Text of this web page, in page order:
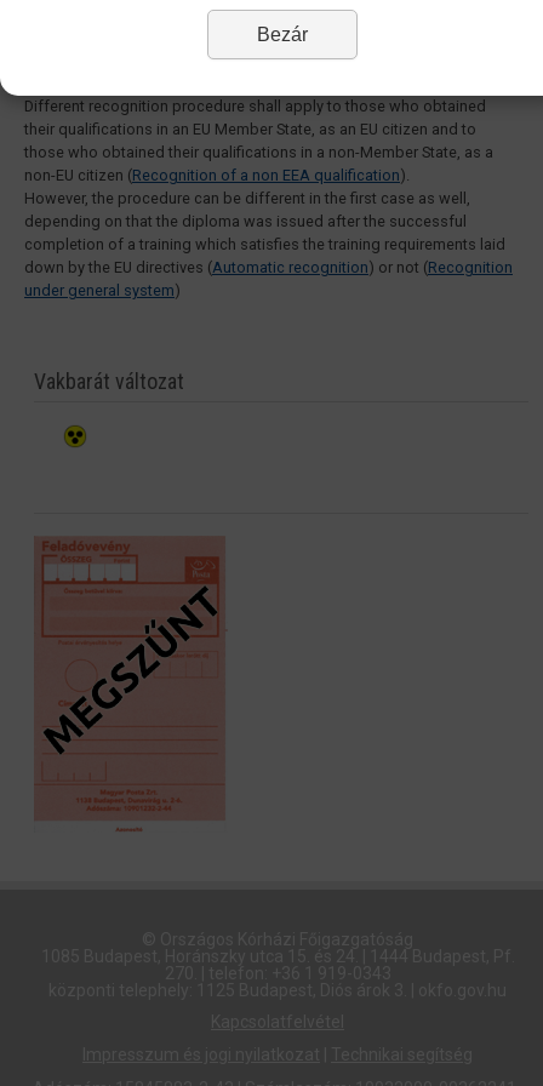
the light of the opinion of an expert.
Which procedure applies to you?
Different recognition procedure shall apply to those who obtained
their qualifications in an EU Member State, as an EU citizen and to
those who obtained their qualifications in a non-Member State, as a
non-EU citizen (Recognition of a non EEA qualification).
However, the procedure can be different in the first case as well,
depending on that the diploma was issued after the successful
completion of a training which satisfies the training requirements laid
down by the EU directives (Automatic recognition) or not (Recognition
under general system)
Vakbarát változat
Bezár